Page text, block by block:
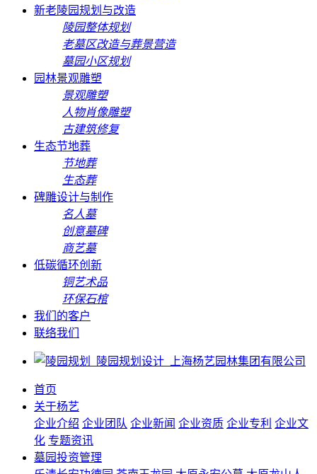
新老陵园规划与改造
陵园整体规划
老墓区改造与葬景营造
墓园小区规划
园林景观雕塑
景观雕塑
人物肖像雕塑
古建筑修复
生态节地葬
节地葬
生态葬
碑雕设计与制作
名人墓
创意墓碑
商艺墓
低碳循环创新
铜艺术品
环保石棺
我们的客户
联络我们
首页
关于杨艺
企业介绍 企业团队 企业新闻 企业资质 企业专利 企业文
化 专题资讯
墓园投资管理